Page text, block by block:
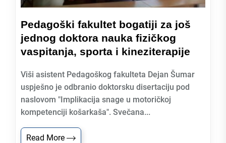
Pedagoški fakultet bogatiji za još
jednog doktora nauka fizičkog
vaspitanja, sporta i kineziterapije
Viši asistent Pedagoškog fakulteta Dejan Šumar
uspješno je odbranio doktorsku disertaciju pod
naslovom "Implikacija snage u motoričkoj
kompetenciji košarkaša". Svečana...
Read More